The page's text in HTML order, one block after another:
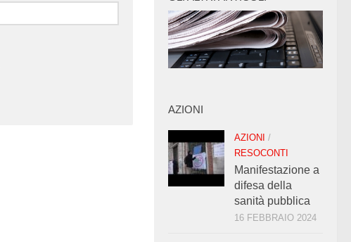
AZIONI
AZIONI /
RESOCONTI
Manifestazione a
difesa della
sanità pubblica
16 FEBBRAIO 2024